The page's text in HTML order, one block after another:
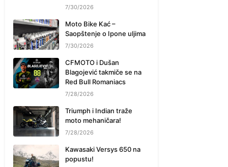
7/30/2026
Moto Bike Kać –
Saopštenje o Ipone uljima
7/30/2026
CFMOTO i Dušan
Blagojević takmiče se na
Red Bull Romaniacs
7/28/2026
Triumph i Indian traže
moto mehaničara!
7/28/2026
Kawasaki Versys 650 na
popustu!